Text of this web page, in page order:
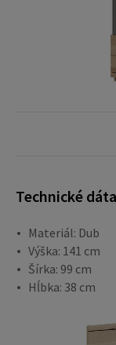
Technické dáta
Materiál: Dub
Výška: 141 cm
Šírka: 99 cm
Hĺbka: 38 cm